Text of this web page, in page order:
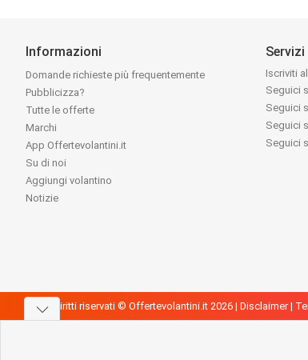
Informazioni
Domande richieste più frequentemente
Pubblicizza?
Tutte le offerte
Marchi
App Offertevolantini.it
Su di noi
Aggiungi volantino
Notizie
Servizi
Iscriviti
Seguici
Seguici
Seguici
Seguici
Tutti i diritti riservati © Offertevolantini.it 2026 | Disclaimer|